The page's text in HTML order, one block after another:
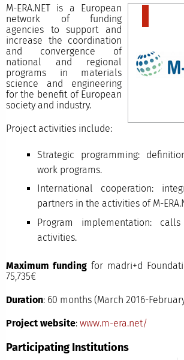
M-ERA.NET is a European
network of funding
agencies to support and
increase the coordination
and convergence of
national and regional
programs in materials
science and engineering
for the benefit of European
society and industry.
Project activities include:
Strategic programming:
work programs.
International cooperation:
partners in the activities of M-
Program implementation:
activities.
Maximum funding for madri+d
75,735€
Duration: 60 months (March 2016-
Project website: www.m-era.net/
Participating Institutions